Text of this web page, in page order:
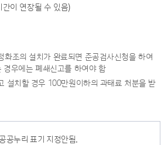
이 연장될 수 있음)
화조의 설치가 완료되면 준공검사신청을 하여
우에는 폐쇄신고를 하여야 함
설치할 경우 100만원이하의 과태료 처분을 받
공누리 표기 지정안됨.